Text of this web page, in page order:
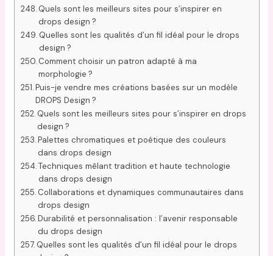
Quels sont les meilleurs sites pour s’inspirer en
drops design ?
Quelles sont les qualités d’un fil idéal pour le drops
design ?
Comment choisir un patron adapté à ma
morphologie ?
Puis-je vendre mes créations basées sur un modèle
DROPS Design ?
Quels sont les meilleurs sites pour s’inspirer en drops
design ?
Palettes chromatiques et poétique des couleurs
dans drops design
Techniques mêlant tradition et haute technologie
dans drops design
Collaborations et dynamiques communautaires dans
drops design
Durabilité et personnalisation : l’avenir responsable
du drops design
Quelles sont les qualités d’un fil idéal pour le drops